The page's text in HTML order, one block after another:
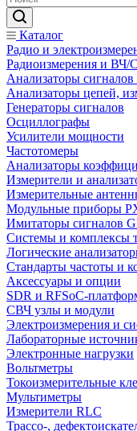
Каталог
Радио и
Радиоизмерения и ВЧ/
Анализаторы сигналов
Анализаторы цепей,
Генераторы сигналов
Осциллографы
Усилители мощности
Частотомеры
Анализаторы
Измерители и
Измерительные
Модульные приборы
Имитаторы сигналов
Системы и комплексы
Логические
Стандарты частоты и
Аксессуары и опции
SDR и
СВЧ узлы и модули
Электроизмерения и
Лабораторные
Электронные нагрузки
Вольтметры
Токоизмерительные
Мультиметры
Измерители RLC
Трассо-,